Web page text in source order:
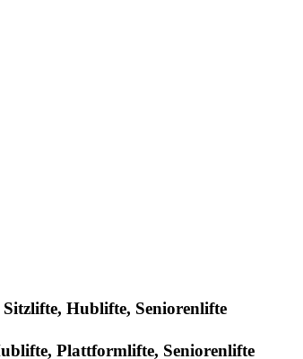
Hublifte, Seniorenlifte